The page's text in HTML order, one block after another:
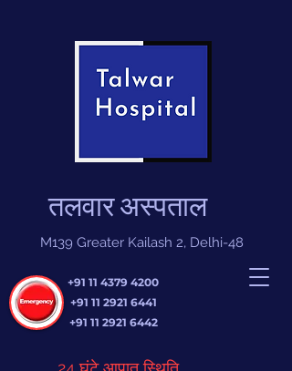
तलवार अस्पताल
+91 11 4379 4200
+91 11 2921 6441
+91 11 2921 6442
M139 Greater Kailash 2, Delhi-48